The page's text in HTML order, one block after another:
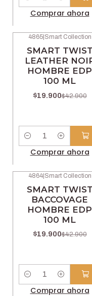
Comprar ahora
4865| Smart Collection
SMART TWIST
LEATHER
HOMBRE EDP
100 ML
$19.900$42.900
Cantidad
Comprar ahora
4864|Smart Collection
SMART TWIST
BACCOVAGE
HOMBRE EDP
100 ML
$19.900$42.900
Cantidad
Comprar ahora